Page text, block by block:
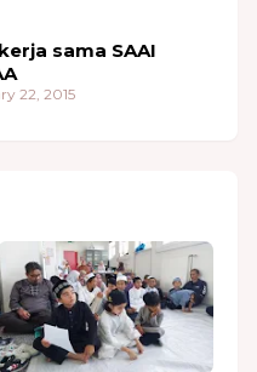
sama SAAI
22, 2015